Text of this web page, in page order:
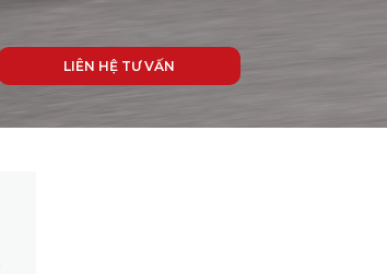
LIÊN HỆ TƯ VẤN